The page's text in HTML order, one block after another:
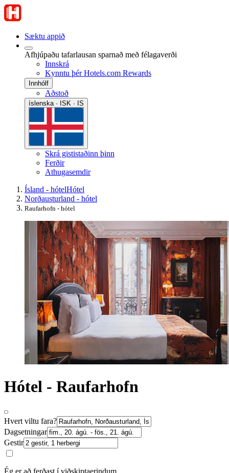
Sæktu appið
Afhjúpaðu tafarlausan sparnað með félagaverði
Innskrá
Kynntu þér Hotels.com Rewards
Innhólf
Aðstoð
íslenska · ISK · IS
Skrá gististaðinn þinn
Ferðir
Athugasemdir
Ísland - hótelHótel
Norðausturland - hótel
Raufarhofn - hótel
Hótel - Raufarhofn
Hvert viltu fara?
Dagsetningar
Gestir